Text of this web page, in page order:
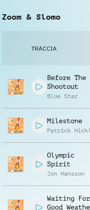
Zoom & Slomo
TRACCIA
Before The
Shootout
Blue Star
Milestone
Patrick
Olympic
Spirit
Jon Hansson
Waiting For
Good